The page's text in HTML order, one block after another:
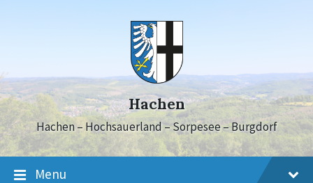
Hachen
Hachen – Hochsauerland – Sorpesee – Burgdorf
Menu